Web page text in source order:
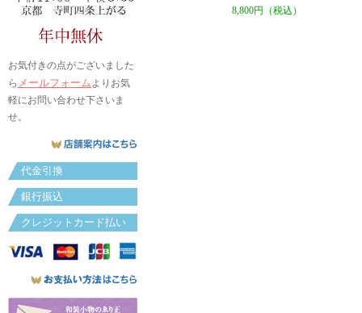
お気付きの点がございました
ら メールフォームよりお気
軽にお問い合わせ下さいま
せ。
代金引換
銀行振込
クレジットカード払い
8,800円（税込）